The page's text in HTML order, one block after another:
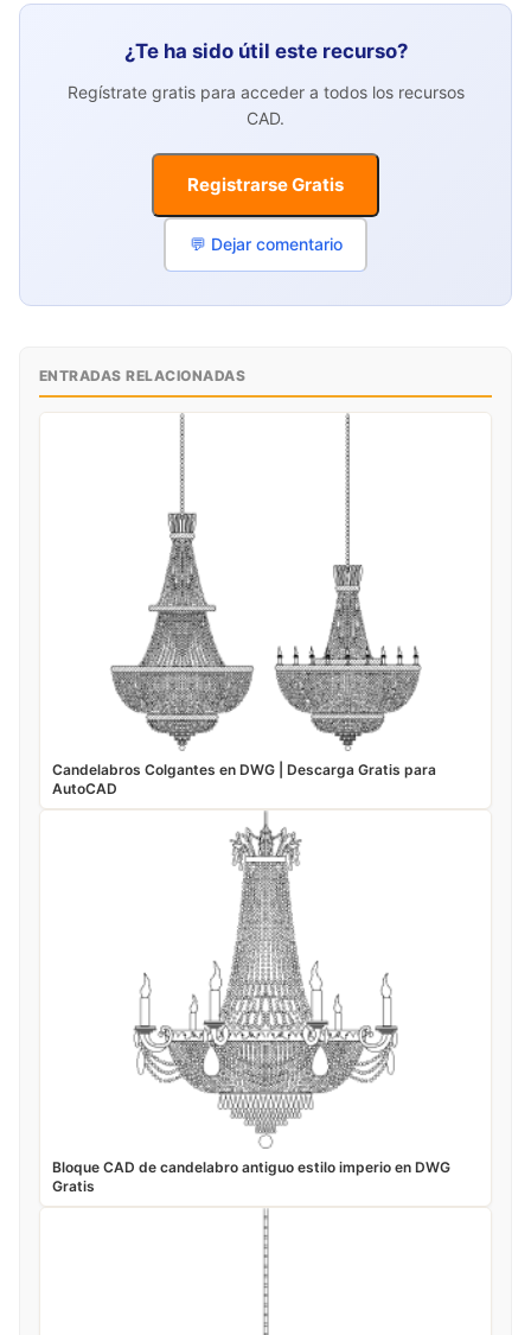
¿Te ha sido útil este recurso?
Regístrate gratis para acceder a todos los recursos
CAD.
Registrarse Gratis
💬 Dejar comentario
ENTRADAS RELACIONADAS
Candelabros Colgantes en DWG | Descarga Gratis para
AutoCAD
Bloque CAD de candelabro antiguo estilo imperio en DWG
Gratis